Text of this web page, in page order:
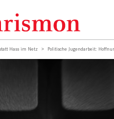
Hass im Netz Politische Jugendarbeit: